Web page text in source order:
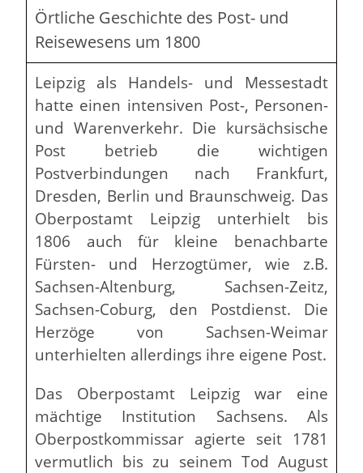
Örtliche Geschichte des Post- und
Reisewesens um 1800
Leipzig als Handels- und Messestadt
hatte einen intensiven Post-, Personen-
und Warenverkehr. Die kursächsische
Post betrieb die wichtigen
Postverbindungen nach Frankfurt,
Dresden, Berlin und Braunschweig. Das
Oberpostamt Leipzig unterhielt bis
1806 auch für kleine benachbarte
Fürsten- und Herzogtümer, wie z.B.
Sachsen-Altenburg, Sachsen-Zeitz,
Sachsen-Coburg, den Postdienst. Die
Herzöge von Sachsen-Weimar
unterhielten allerdings ihre eigene Post.
Das Oberpostamt Leipzig war eine
mächtige Institution Sachsens. Als
Oberpostkommissar agierte seit 1781
vermutlich bis zu seinem Tod August